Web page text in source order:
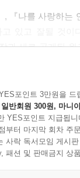
이기에. 또 누군
신의 마음 안의
, 그 걱정 아주 잠
시작해서 여기
일으키고 어딘가
, 『나를 사랑하
과 새로 공개된
지. 정영욱 작가
라도, 앞으로 서
이렇게 함께 의
지도 두려워하지
포인트 3만원을 드
일반회원 300원, 마니
YES포인트 지급됩니
부터 마지막 회차 주
사락 독서모임 게시
패션 및 판매금지 상